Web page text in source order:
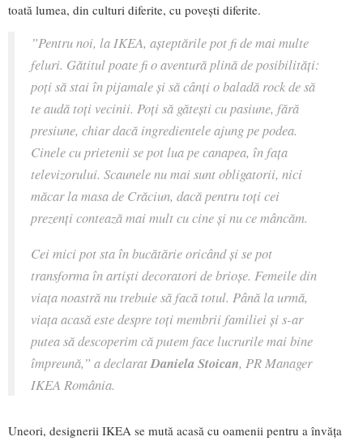
toată lumea, din culturi diferite, cu povești diferite.
”Pentru noi, la IKEA, așteptările pot fi de mai multe
feluri. Gătitul poate fi o aventură plină de posibilități:
poți să stai în pijamale și să cânți o baladă rock de să
te audă toți vecinii. Poți să gătești cu pasiune, fără
presiune, chiar dacă ingredientele ajung pe podea.
Cinele cu prietenii se pot lua pe canapea, în fața
televizorului. Scaunele nu mai sunt obligatorii, nici
măcar la masa de Crăciun, dacă pentru toți cei
prezenți contează mai mult cu cine și nu ce mâncăm.
Cei mici pot sta în bucătărie oricând și se pot
transforma în artiști decoratori de brioșe. Femeile din
viața noastră nu trebuie să facă totul. Până la urmă,
viața acasă este despre toți membrii familiei și s-ar
putea să descoperim că putem face lucrurile mai bine
împreună,” a declaratDaniela Stoican, PR Manager
IKEA România.
Uneori, designerii IKEA se mută acasă cu oamenii pentru a învăța